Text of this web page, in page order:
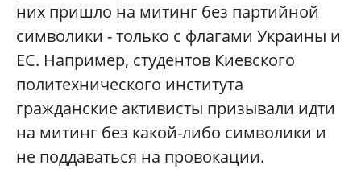
них пришло на митинг без партийной
символики - только с флагами Украины и
ЕС. Например, студентов Киевского
политехнического института
гражданские активисты призывали идти
на митинг без какой-либо символики и
не поддаваться на провокации.